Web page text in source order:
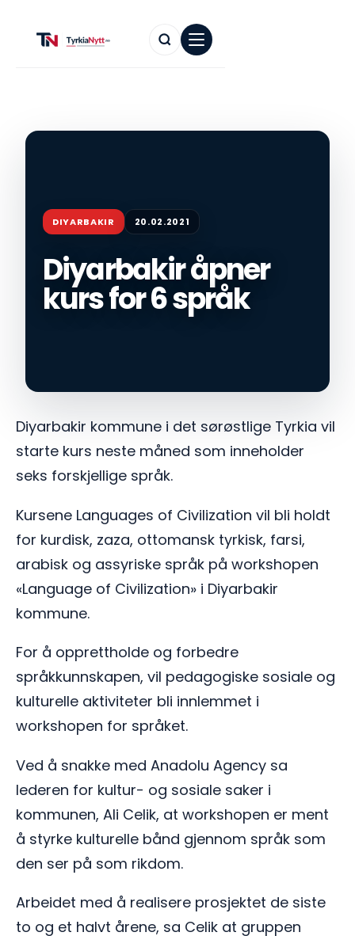
DIYARBAKIR 20.02.2021
Diyarbakir åpner
kurs for 6 språk
Diyarbakir kommune i det sørøstlige Tyrkia vil
starte kurs neste måned som inneholder
seks forskjellige språk.
Kursene Languages ​​of Civilization vil bli holdt
for kurdisk, zaza, ottomansk tyrkisk, farsi,
arabisk og assyriske språk på workshopen
«Language of Civilization» i Diyarbakir
kommune.
For å opprettholde og forbedre
språkkunnskapen, vil pedagogiske sosiale og
kulturelle aktiviteter bli innlemmet i
workshopen for språket.
Ved å snakke med Anadolu Agency sa
lederen for kultur- og sosiale saker i
kommunen, Ali Celik, at workshopen er ment
å styrke kulturelle bånd gjennom språk som
den ser på som rikdom.
Arbeidet med å realisere prosjektet de siste
to og et halvt årene, sa Celik at gruppen